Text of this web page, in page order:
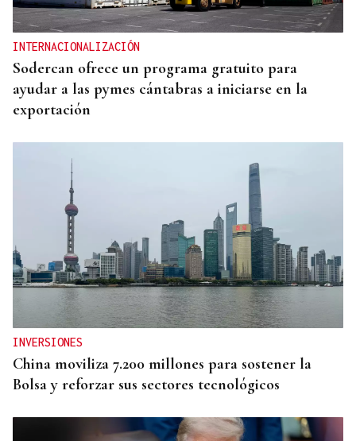
INTERNACIONALIZACIÓN
Sodercan ofrece un programa gratuito para
ayudar a las pymes cántabras a iniciarse en la
exportación
INVERSIONES
China moviliza 7.200 millones para sostener la
Bolsa y reforzar sus sectores tecnológicos